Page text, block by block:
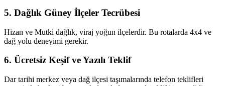
5. Dağlık Güney İlçeler Tecrübesi
Hizan ve Mutki dağlık, viraj yoğun ilçelerdir. Bu rotalarda 4x4 ve
dağ yolu deneyimi gerekir.
6. Ücretsiz Keşif ve Yazılı Teklif
Dar tarihi merkez veya dağ ilçesi taşımalarında telefon teklifleri